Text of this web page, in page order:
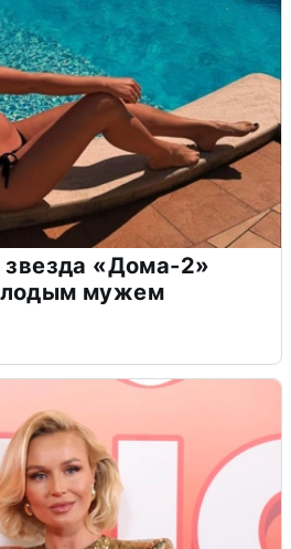
звезда «Дома-2»
мужем